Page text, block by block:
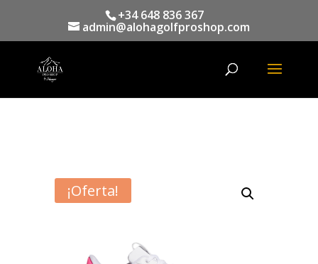
+34 648 836 367
admin@alohagolfproshop.com
productos
¡Oferta!